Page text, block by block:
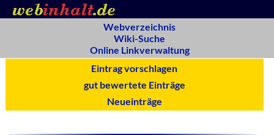
Webverzeichnis
Wiki-Suche
Online Linkverwaltung
Eintrag vorschlagen
gut bewertete Einträge
Neueinträge